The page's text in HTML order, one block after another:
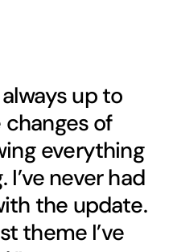
up to
of
everything
I’ve never had
the update.
theme I’ve